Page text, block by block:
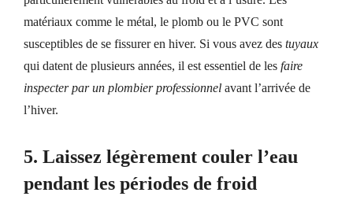
matériaux comme le métal, le plomb ou le PVC sont
susceptibles de se fissurer en hiver. Si vous avez des tuyaux
qui datent de plusieurs années, il est essentiel de les faire
inspecter par un plombier professionnel avant l’arrivée de
l’hiver.
5. Laissez légèrement couler l’eau
pendant les périodes de froid